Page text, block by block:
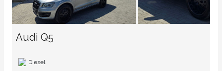
Audi Q5
Diesel